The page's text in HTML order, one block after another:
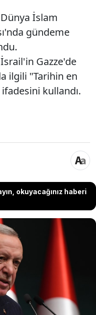
İslam
gündeme
Gazze'de
ilgili "Tarihin en
kullandı.
okuyacağınız haberi
Dünya İslam
gündeme ilişkin
Cumhurbaşkanı
sürdürdüğü
en büyük katliamı